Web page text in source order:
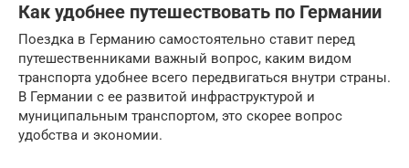
Как удобнее путешествовать по Германии
Поездка в Германию самостоятельно ставит перед
путешественниками важный вопрос, каким видом
транспорта удобнее всего передвигаться внутри страны.
В Германии с ее развитой инфраструктурой и
муниципальным транспортом, это скорее вопрос
удобства и экономии.